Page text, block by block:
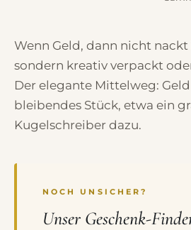
Wenn Geld, dann nicht
sondern kreativ verpackt
Der elegante Mittelweg:
bleibendes Stück, etwa ein
Kugelschreiber dazu.
NOCH UNSICHER?
Unser Geschenk-